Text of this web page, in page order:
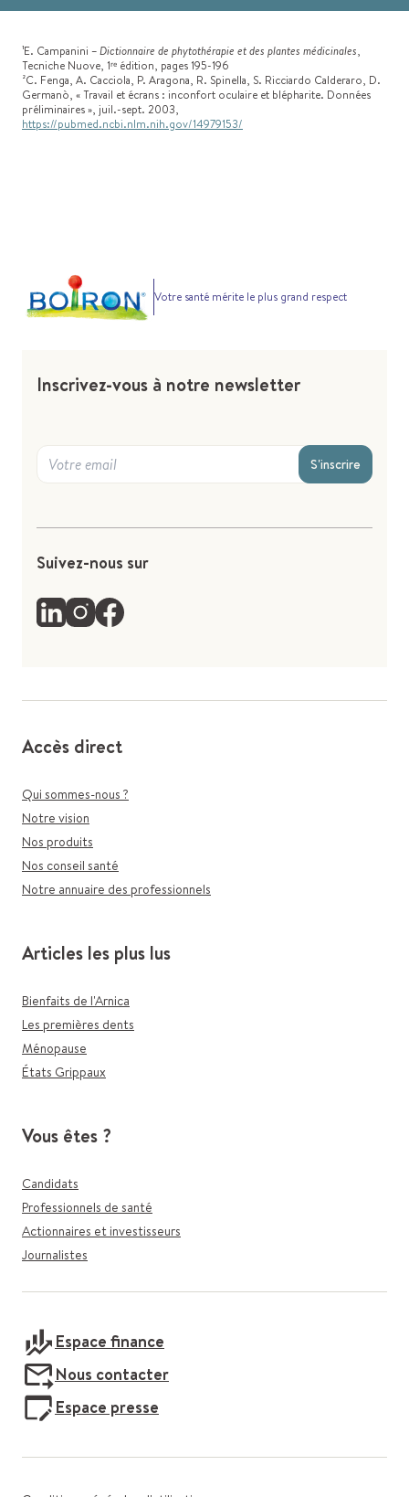
¹E. Campanini –Dictionnaire de phytothérapie et des plantes médicinales,
Tecniche Nuove, 1ʳᵉ édition, pages 195-196
²C. Fenga, A. Cacciola, P. Aragona, R. Spinella, S. Ricciardo Calderaro, D.
Germanò, « Travail et écrans : inconfort oculaire et blépharite. Données
préliminaires », juil.-sept. 2003,
https://pubmed.ncbi.nlm.nih.gov/14979153/
Votre santé mérite le plus grand respect
Inscrivez-vous à notre newsletter
S'inscrire
Suivez-nous sur
Accès direct
Qui sommes-nous ?
Notre vision
Nos produits
Nos conseil santé
Notre annuaire des professionnels
Articles les plus lus
Bienfaits de l'Arnica
Les premières dents
Ménopause
États Grippaux
Vous êtes ?
Candidats
Professionnels de santé
Actionnaires et investisseurs
Journalistes
Espace finance
Nous contacter
Espace presse